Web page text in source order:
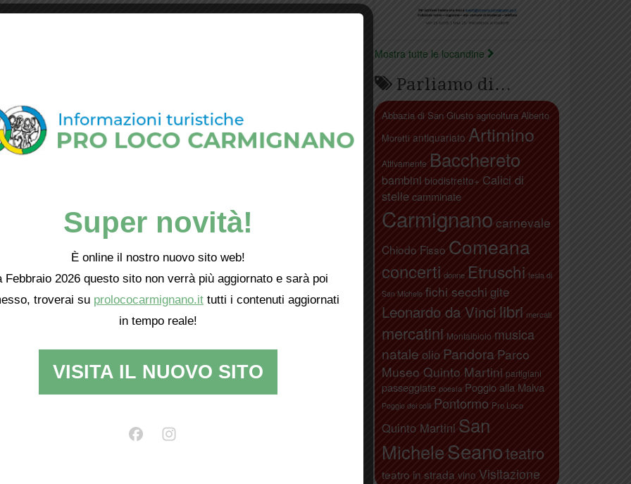
Torna NET_Walking in Rocca
Mostra tutte le locandine
Parliamo di…
Abbazia di San Giusto agricoltura Alberto
Moretti antiquariato Artimino
Attivamente Bacchereto
bambini biodistretto+ Calici di
stelle camminate
Carmignano carnevale
Chiodo Fisso Comeana
concerti donne Etruschi festa di
San Michele fichi secchi gite
Leonardo da Vinci libri mercati
mercatini Montalbiolo musica
natale olio Pandora Parco
Museo Quinto Martini partigiani
passeggiate poesia Poggio alla Malva
Poggio dei colli Pontormo Pro Loco
Quinto Martini San
MicheleSeanoteatro
teatro in strada vino Visitazione
Super novità!
È online il nostro nuovo sito web!
Febbraio 2026 questo sito non verrà più aggiornato e sarà poi
troverai su prolococarmignano.it tutti i contenuti aggiornati
in tempo reale!
VISITA IL NUOVO SITO